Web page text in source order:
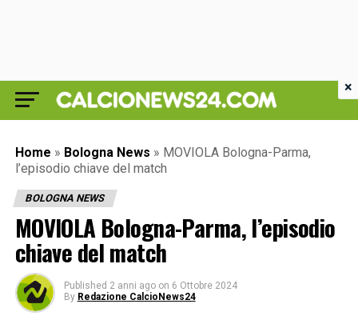
Home » Bologna News » MOVIOLA Bologna-Parma,
l’episodio chiave del match
BOLOGNA NEWS
MOVIOLA Bologna-Parma, l’episodio
chiave del match
Published 2 anni ago on 6 Ottobre 2024
By Redazione CalcioNews24
×